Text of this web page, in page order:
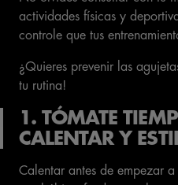
actividades físicas y
controle que tus
¿Quieres prevenir las
tu rutina!
1. TÓMATE
CALENTAR Y
Calentar antes de empezar